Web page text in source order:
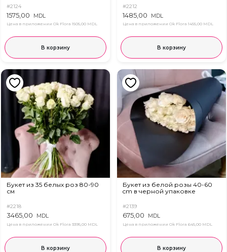
#2124
1575,00 MDL
Цена в приложении Ok Flora 1505,00 MDL
В корзину
#2212
1485,00 MDL
Цена в приложении Ok Flora 1455,00 MDL
В корзину
Букет из 35 белых роз 80-90
см
#2218
3465,00 MDL
Цена в приложении Ok Flora 3395,00 MDL
В корзину
Букет из белой розы 40-60
cm в черной упаковке
#2139
675,00 MDL
Цена в приложении Ok Flora 645,00 MDL
В корзину